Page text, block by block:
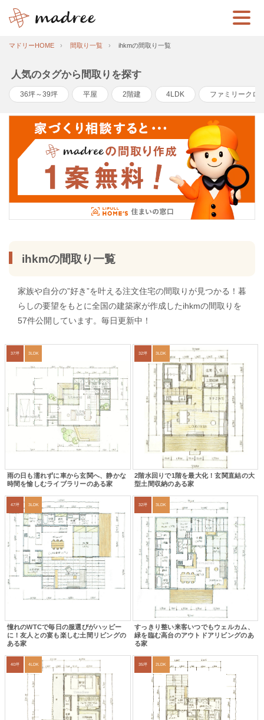
マドリーHOME 間取り一覧 ihkmの間取り一覧
人気のタグから間取りを探す
36坪～39坪 平屋 2階建 4LDK ファミリークロ
ihkmの間取り一覧
家族や自分の”好き”を叶える注文住宅の間取りが見つかる！暮
らしの要望をもとに全国の建築家が作成したihkmの間取りを
57件公開しています。毎日更新中！
37坪 3LDK
雨の日も濡れずに車から玄関へ、静かな
時間を愉しむライブラリーのある家
32坪 3LDK
2階水回りで1階を最大化！玄関直結の大
型土間収納のある家
47坪 3LDK
憧れのWTCで毎日の服選びがハッピー
に！友人との宴も楽しむ土間リビングの
ある家
32坪 3LDK
すっきり整い来客いつでもウェルカム、
緑を臨む高台のアウトドアリビングのあ
る家
40坪 4LDK 35坪 2LDK